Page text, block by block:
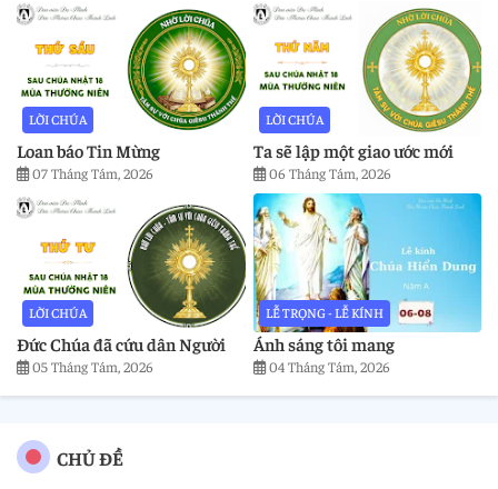
LỜI CHÚA
Loan báo Tin Mừng
07 Tháng Tám, 2026
LỜI CHÚA
Ta sẽ lập một giao ước mới
06 Tháng Tám, 2026
LỜI CHÚA
Đức Chúa đã cứu dân Người
05 Tháng Tám, 2026
LỄ TRỌNG - LỄ KÍNH
Ánh sáng tôi mang
04 Tháng Tám, 2026
CHỦ ĐỀ